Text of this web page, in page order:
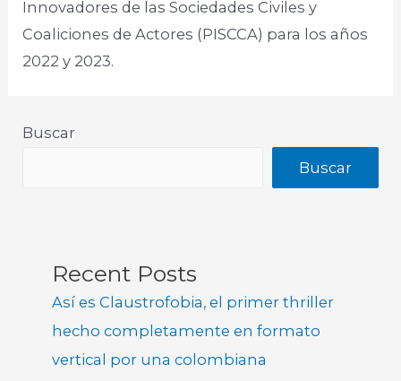
Innovadores de las Sociedades Civiles y
Coaliciones de Actores (PISCCA) para los años
2022 y 2023.
Buscar
Buscar
Recent Posts
Así es Claustrofobia, el primer thriller
hecho completamente en formato
vertical por una colombiana